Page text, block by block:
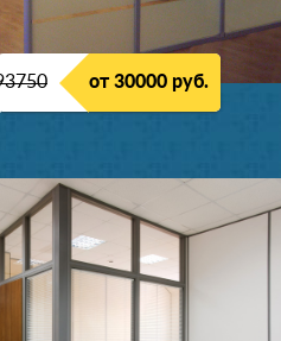
от 30000 руб.